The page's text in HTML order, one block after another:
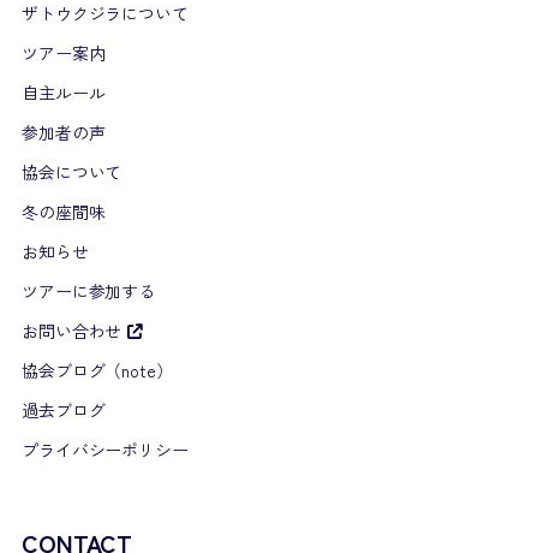
ザトウクジラについて
ツアー案内
自主ルール
参加者の声
協会について
冬の座間味
お知らせ
ツアーに参加する
お問い合わせ
協会ブログ（note）
過去ブログ
プライバシーポリシー
CONTACT